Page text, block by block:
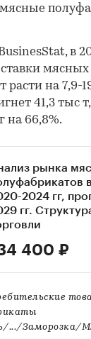
мясные
в
расти на 7,9-
41,3 тыс
на 66,8%.
рынка
2024 гг,
гг.
400 ₽
.../Заморозка/